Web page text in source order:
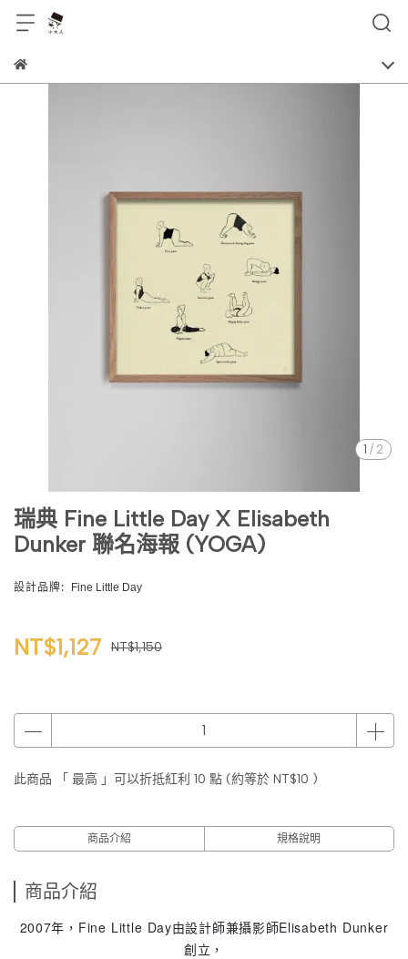
1 / 2
瑞典 Fine Little Day X Elisabeth
Dunker 聯名海報 (YOGA)
設計品牌: Fine Little Day
NT$1,127 NT$1,150
此商品 「 最高 」可以折抵紅利 10 點 (約等於 NT$10 )
商品介紹 規格說明
商品介紹
2007年，Fine Little Day由設計師兼攝影師Elisabeth Dunker
創立，